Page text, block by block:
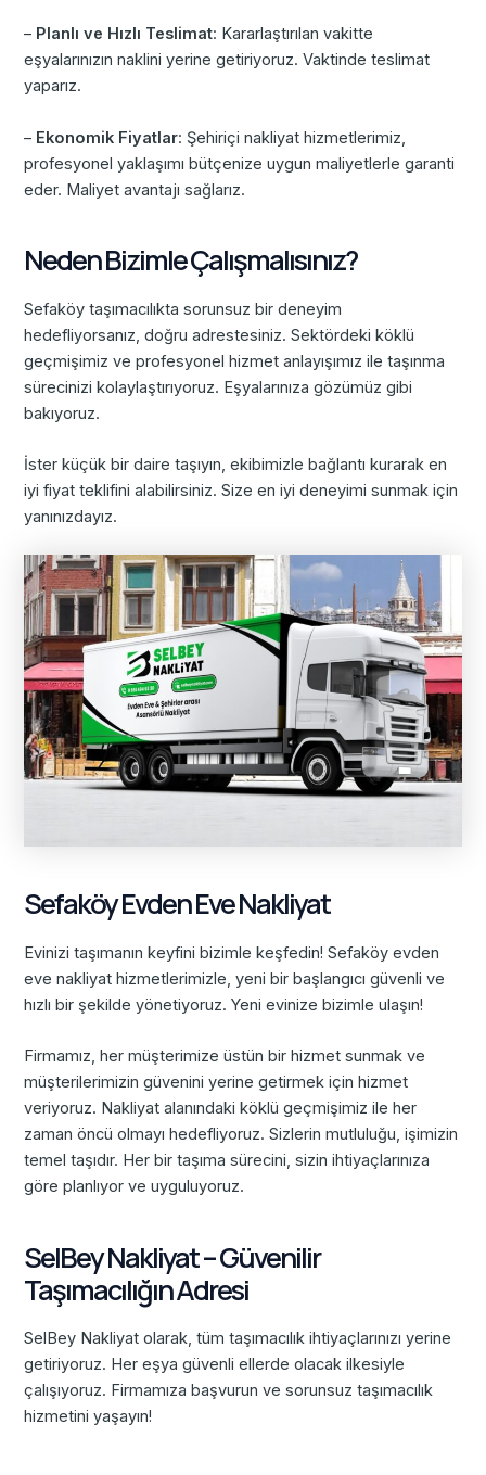
– Planlı ve Hızlı Teslimat: Kararlaştırılan vakitte
eşyalarınızın naklini yerine getiriyoruz. Vaktinde teslimat
yaparız.
– Ekonomik Fiyatlar: Şehiriçi nakliyat hizmetlerimiz,
profesyonel yaklaşımı bütçenize uygun maliyetlerle garanti
eder. Maliyet avantajı sağlarız.
Neden Bizimle Çalışmalısınız?
Sefaköy taşımacılıkta sorunsuz bir deneyim
hedefliyorsanız, doğru adrestesiniz. Sektördeki köklü
geçmişimiz ve profesyonel hizmet anlayışımız ile taşınma
sürecinizi kolaylaştırıyoruz. Eşyalarınıza gözümüz gibi
bakıyoruz.
İster küçük bir daire taşıyın, ekibimizle bağlantı kurarak en
iyi fiyat teklifini alabilirsiniz. Size en iyi deneyimi sunmak için
yanınızdayız.
Sefaköy Evden Eve Nakliyat
Evinizi taşımanın keyfini bizimle keşfedin! Sefaköy evden
eve nakliyat hizmetlerimizle, yeni bir başlangıcı güvenli ve
hızlı bir şekilde yönetiyoruz. Yeni evinize bizimle ulaşın!
Firmamız, her müşterimize üstün bir hizmet sunmak ve
müşterilerimizin güvenini yerine getirmek için hizmet
veriyoruz. Nakliyat alanındaki köklü geçmişimiz ile her
zaman öncü olmayı hedefliyoruz. Sizlerin mutluluğu, işimizin
temel taşıdır. Her bir taşıma sürecini, sizin ihtiyaçlarınıza
göre planlıyor ve uyguluyoruz.
SelBey Nakliyat – Güvenilir
Taşımacılığın Adresi
SelBey Nakliyat olarak, tüm taşımacılık ihtiyaçlarınızı yerine
getiriyoruz. Her eşya güvenli ellerde olacak ilkesiyle
çalışıyoruz. Firmamıza başvurun ve sorunsuz taşımacılık
hizmetini yaşayın!